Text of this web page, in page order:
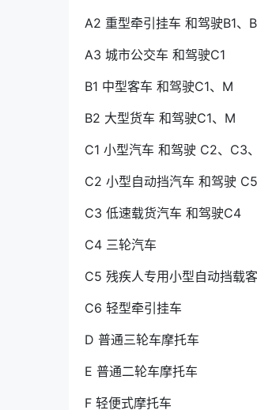
A2 重型牵引挂车 和驾驶B1、
A3 城市公交车 和驾驶C1
B1 中型客车 和驾驶C1、M
B2 大型货车 和驾驶C1、M
C1 小型汽车 和驾驶 C2、C3
C2 小型自动挡汽车 和驾驶 C5
C3 低速载货汽车 和驾驶C4
C4 三轮汽车
C5 残疾人专用小型自动挡载
C6 轻型牵引挂车
D 普通三轮车摩托车
E 普通二轮车摩托车
F 轻便式摩托车